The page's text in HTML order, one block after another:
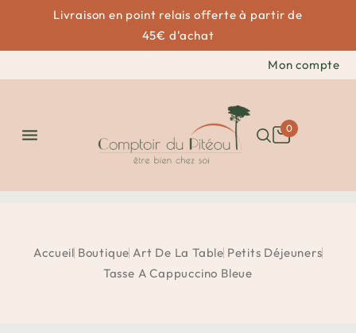
Livraison en point relais offerte à partir de
45€ d'achat
Mon compte
 0
Accueil Boutique Art De La Table Petits Déjeuners
Tasse A Cappuccino Bleue